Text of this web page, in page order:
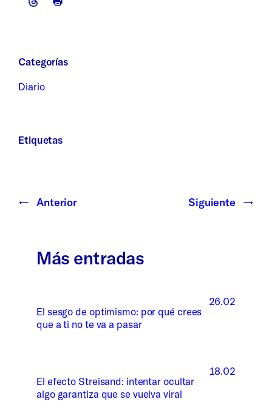
Categorías
Diario
Etiquetas
← Anterior Siguiente →
Más entradas
El sesgo de optimismo: por qué crees
que a ti no te va a pasar
26.02
El efecto Streisand: intentar ocultar
algo garantiza que se vuelva viral
18.02